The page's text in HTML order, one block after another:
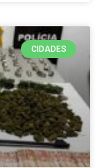
CIDADES